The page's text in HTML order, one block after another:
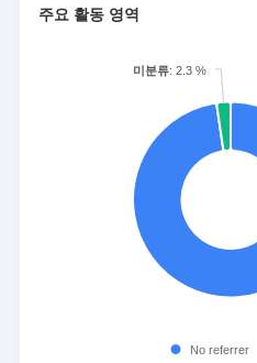
주요 활동 영역